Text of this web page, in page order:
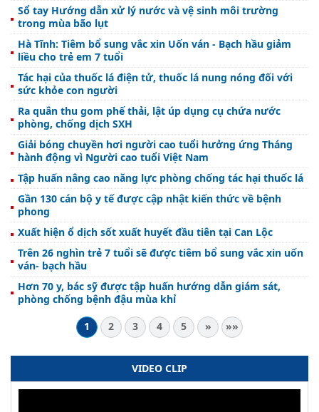
Sổ tay Hướng dẫn xử lý nước và vệ sinh môi trường
trong mùa bão lụt
Hà Tĩnh: Tiêm bổ sung vắc xin Uốn ván - Bạch hầu giảm
liều cho trẻ em 7 tuổi
Tác hại của thuốc lá điện tử, thuốc lá nung nóng đối với
sức khỏe con người
Ra quân thu gom phế thải, lật úp dụng cụ chứa nước
phòng, chống dịch SXH
Giải bóng chuyền hơi người cao tuổi hưởng ứng Tháng
hành động vì Người cao tuổi Việt Nam
Tập huấn nâng cao năng lực phòng chống tác hại thuốc lá
Gần 130 cán bộ y tế được cập nhật kiến thức về bệnh
phong
Xuất hiện ổ dịch sốt xuất huyết đầu tiên tại Can Lộc
Trên 26 nghìn trẻ 7 tuổi sẽ được tiêm bổ sung vắc xin uốn
ván- bạch hầu
Hơn 70 y, bác sỹ được tập huấn hướng dẫn giám sát,
phòng chống bệnh đậu mùa khỉ
1
2 3 4 5 » »»
VIDEO CLIP